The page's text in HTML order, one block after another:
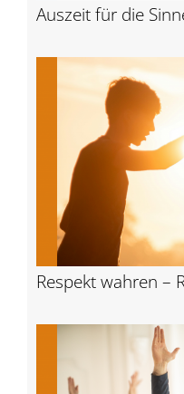
Auszeit für die
Respekt wahren –